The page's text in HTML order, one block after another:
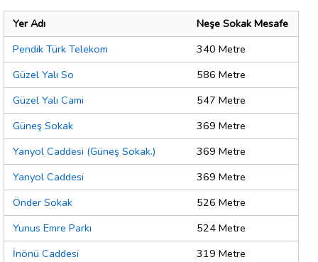
Yer Adı
Neşe Sokak Mesafe
Pendik Türk Telekom
340 Metre
Güzel Yalı So
586 Metre
Güzel Yalı Cami
547 Metre
Güneş Sokak
369 Metre
Yanyol Caddesi (Güneş Sokak.)
369 Metre
Yanyol Caddesi
369 Metre
Önder Sokak
526 Metre
Yunus Emre Parkı
524 Metre
İnönü Caddesi
319 Metre